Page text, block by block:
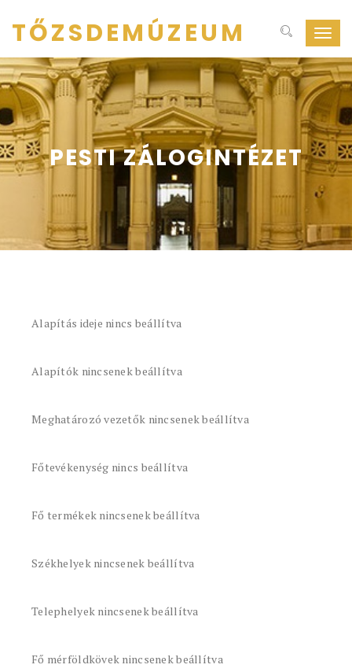
ki-
be
TŐZSDEMÚZEUM
PESTI ZÁLOGINTÉZET
Alapítás ideje nincs beállítva
Alapítók nincsenek beállítva
Meghatározó vezetők nincsenek beállítva
Főtevékenység nincs beállítva
Fő termékek nincsenek beállítva
Székhelyek nincsenek beállítva
Telephelyek nincsenek beállítva
Fő mérföldkövek nincsenek beállítva